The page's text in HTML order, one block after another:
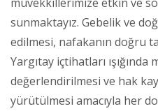
sunmaktayız. Gebelik ve
edilmesi, nafakanın doğru
Yargıtay içtihatları
değerlendirilmesi ve hak
yürütülmesi amacıyla her